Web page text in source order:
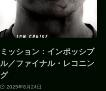
ミッション：インポッシブ
ル／ファイナル・レコニン
グ
2025年6月24日